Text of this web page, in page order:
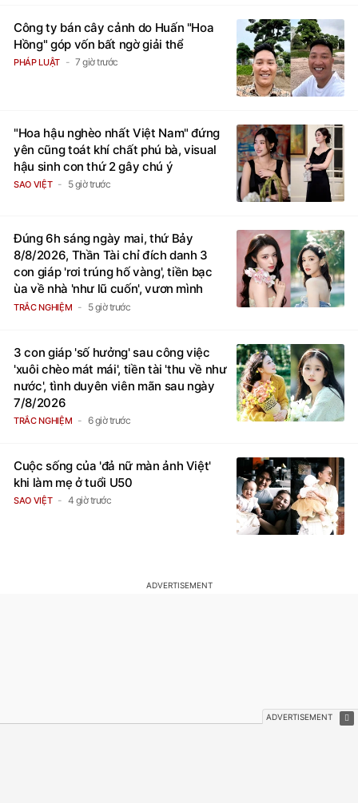
Công ty bán cây cảnh do Huấn "Hoa
Hồng" góp vốn bất ngờ giải thể
PHÁP LUẬT 7 giờ trước
"Hoa hậu nghèo nhất Việt Nam" đứng
yên cũng toát khí chất phú bà, visual
hậu sinh con thứ 2 gây chú ý
SAO VIỆT 5 giờ trước
Đúng 6h sáng ngày mai, thứ Bảy
8/8/2026, Thần Tài chỉ đích danh 3
con giáp 'rơi trúng hố vàng', tiền bạc
ùa về nhà 'như lũ cuốn', vươn mình
thành đại gia trong phút chốc
TRẮC NGHIỆM 5 giờ trước
3 con giáp 'số hưởng' sau công việc
'xuôi chèo mát mái', tiền tài 'thu về như
nước', tình duyên viên mãn sau ngày
7/8/2026
TRẮC NGHIỆM 6 giờ trước
Cuộc sống của 'đả nữ màn ảnh Việt'
khi làm mẹ ở tuổi U50
SAO VIỆT 4 giờ trước